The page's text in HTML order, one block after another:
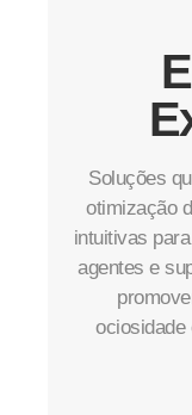
Soluções
otimização
intuitivas
agentes e
ociosidade